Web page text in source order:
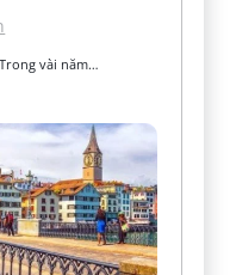
vài năm…